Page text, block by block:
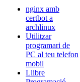
nginx amb
certbot a
archlinux
Utilitzar
programari de
PC al teu telefon
mobil
Llibre